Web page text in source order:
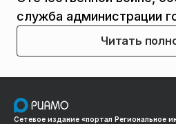
служба администрации
Читать
Сетевое издание «портал Региональное